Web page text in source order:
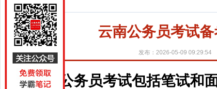
云南公务员考试
发布：2026-05-09 09:29:54
公务员考试包括笔试和